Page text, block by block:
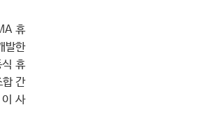
휴
발한
휴
합 간
사